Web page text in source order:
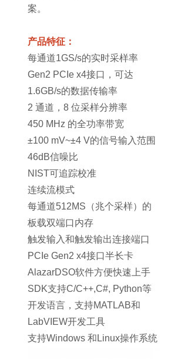
案。
产品特征：
每通道1GS/s的实时采样率
Gen2 PCIe x4接口，可达
1.6GB/s的数据传输率
2 通道，8 位采样分辨率
450 MHz 的全功率带宽
±100 mV~±4 V的信号输入范围
46dB信噪比
NIST可追踪校准
连续流模式
每通道512MS（兆个采样）的
板载双端口内存
触发输入和触发输出连接端口
PCIe Gen2 x4接口半长卡
AlazarDSO软件方便快速上手
SDK支持C/C++,C#, Python等
开发语言，支持MATLAB和
LabVIEW开发工具
支持Windows 和Linux操作系统